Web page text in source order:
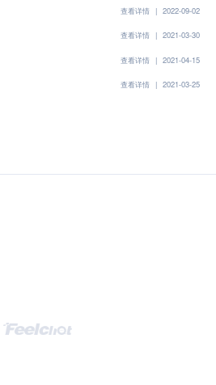
查看详情 | 2022-09-02
查看详情 | 2021-03-30
查看详情 | 2021-04-15
查看详情 | 2021-03-25